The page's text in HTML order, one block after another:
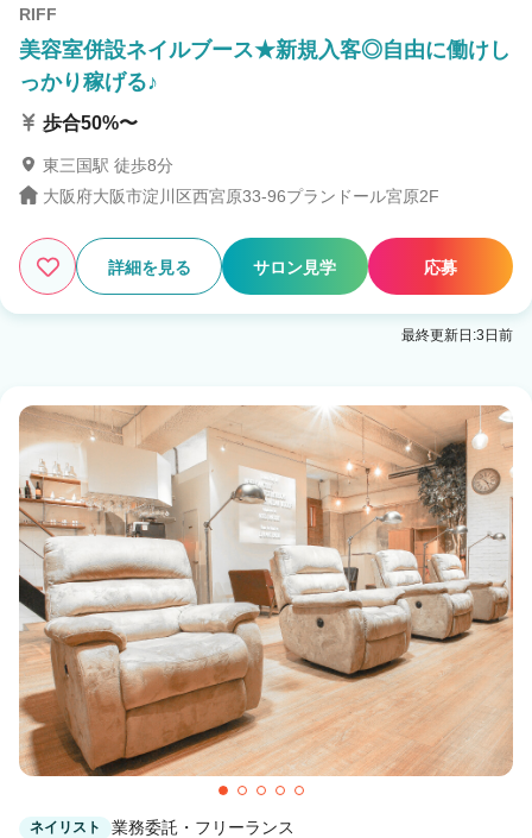
RIFF
美容室併設ネイルブース★新規入客◎自由に働けし
っかり稼げる♪
歩合50%〜
東三国駅 徒歩8分
大阪府大阪市淀川区西宮原33-96プランドール宮原2F
詳細を見る サロン見学 応募
最終更新日:3日前
ネイリスト 業務委託・フリーランス